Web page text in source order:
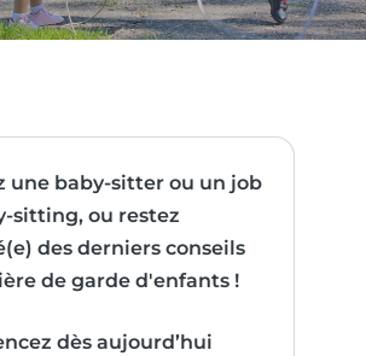
une baby-sitter ou un job
sitting, ou restez
des derniers conseils
de garde d'enfants !
dès aujourd’hui